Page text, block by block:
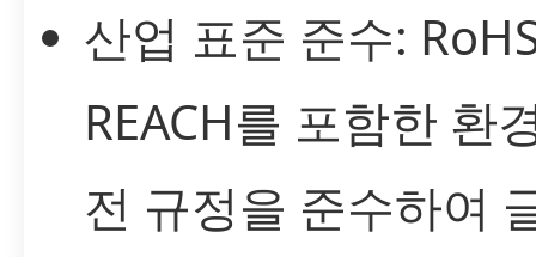
산업 표준 준수:
REACH를 포함한 환
전 규정을 준수하여